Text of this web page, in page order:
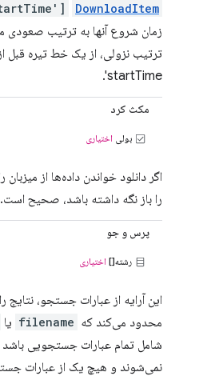
DownloadItem
زمان شروع آنها به ترتیب صعودی
ترتیب نزولی، از یک خط تیره قبل
startTime'.
مکث کرد
بولی اختیاری
اگر دانلود خواندن داده‌ها از
را باز نگه داشته باشد، صحیح است.
پرس و جو
رشته[] اختیاری
این آرایه از عبارات جستجو، نتایج
محدود می‌کند که filename یا
شامل تمام عبارات جستجویی
نمی‌شوند و هیچ یک از عبارات